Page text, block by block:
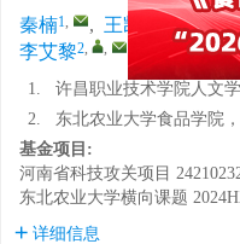
秦楠1, , 王凯丽 , 吕文佳
李艾黎2, ,
1.
许昌职业技术学院人文
2.
东北农业大学食品学院
基金项目:
河南省科技攻关项目
东北农业大学横向课题
详细信息